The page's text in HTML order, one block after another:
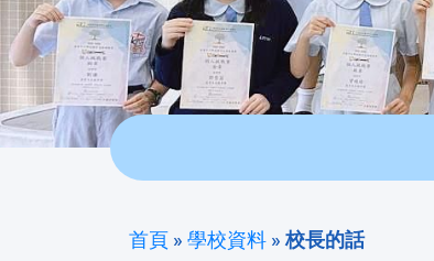
首頁 » 學校資料 »校長的話